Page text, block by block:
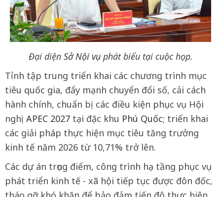
Đại diện Sở Nội vụphát biểu tại cuộc họp.
Tỉnh tập trung triển khai các chương trình mục
tiêu quốc gia, đẩy mạnh chuyển đổi số, cải cách
hành chính, chuẩn bị các điều kiện phục vụ Hội
nghị APEC 2027 tại đặc khu Phú Quốc; triển khai
các giải pháp thực hiện mục tiêu tăng trưởng
kinh tế năm 2026 từ 10,71% trở lên.
Các dự án trọng điểm, công trình hạ tầng phục vụ
phát triển kinh tế - xã hội tiếp tục được đôn đốc,